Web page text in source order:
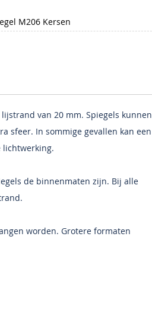
M206 Kersen
van 20 mm. Spiegels kunnen
sfeer. In sommige gevallen kan een
lichtwerking.
de binnenmaten zijn. Bij alle
worden. Grotere formaten